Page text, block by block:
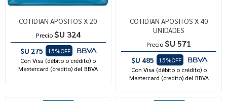
COTIDIAN APOSITOS X 20
Precio $U 324
$U 275
15%OFF
Con Visa (débito o crédito) o
Mastercard (credito) del BBVA
COTIDIAN APOSITOS X 40
UNIDADES
Precio $U 571
$U 485
15%OFF
Con Visa (débito o crédito) o
Mastercard (credito) del BBVA